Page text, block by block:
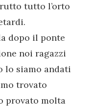
tutto l’orto
dopo il ponte
noi ragazzi
lo siamo andati
trovato
provato molta